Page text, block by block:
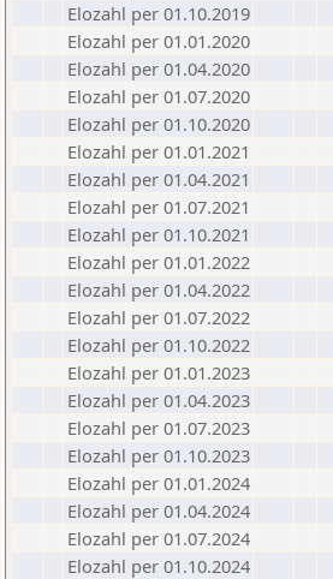
Elozahl per 01.10.2019
Elozahl per 01.01.2020
Elozahl per 01.04.2020
Elozahl per 01.07.2020
Elozahl per 01.10.2020
Elozahl per 01.01.2021
Elozahl per 01.04.2021
Elozahl per 01.07.2021
Elozahl per 01.10.2021
Elozahl per 01.01.2022
Elozahl per 01.04.2022
Elozahl per 01.07.2022
Elozahl per 01.10.2022
Elozahl per 01.01.2023
Elozahl per 01.04.2023
Elozahl per 01.07.2023
Elozahl per 01.10.2023
Elozahl per 01.01.2024
Elozahl per 01.04.2024
Elozahl per 01.07.2024
Elozahl per 01.10.2024